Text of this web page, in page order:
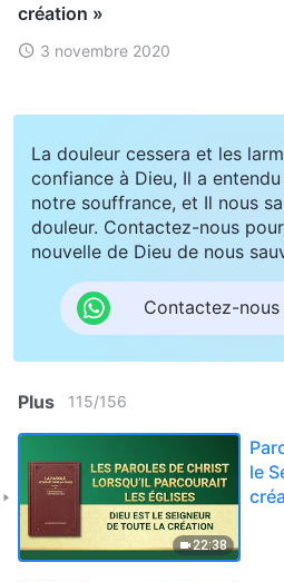
création »
3 novembre 2020
La douleur cessera et les
confiance à Dieu, Il a
notre souffrance, et Il nous
douleur. Contactez-nous
nouvelle de Dieu de nous
Contactez-
Plus 115/156
22:38
le